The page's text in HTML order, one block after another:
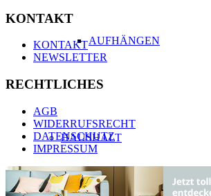
AUFHÄNGEN
HAUSHALT
KONTAKT
KONTAKT
NEWSLETTER
RECHTLICHES
AGB
WIDERRUFSRECHT
DATENSCHUTZ
IMPRESSUM